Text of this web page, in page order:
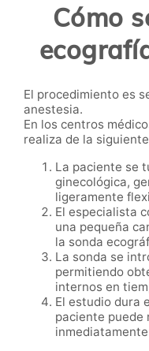
Cómo
El procedimiento es
anestesia.
En los centros
realiza de la
La paciente se
ginecológica,
ligeramente
El especialista
una pequeña
la sonda
La sonda se
permitiendo
internos en
El estudio dura
paciente puede